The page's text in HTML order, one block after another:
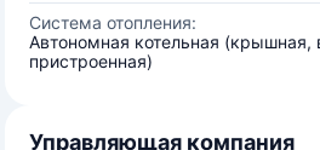
Система отопления:
Автономная котельная (крышная,
пристроенная)
Управляющая компания